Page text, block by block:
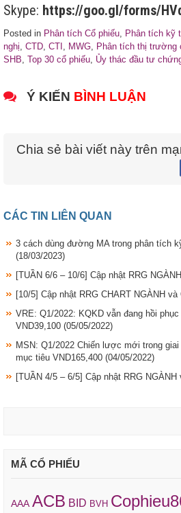
Skype: https://goo.gl/forms/
Posted in Phân tích Cổ phiếu Phân tích kỹ
nghị CTD CTI MWG Phân tích thị trường
SHB Top 30 cổ phiếu Ủy thác đầu tư
Ý KIẾN BÌNH LUẬN
Chia sẻ bài viết này trên
CÁC TIN LIÊN QUAN
3 cách dùng đường MA trong phân tích
(18/03/2023)
[TUẦN 6/6 – 10/6] Cập nhật RRG
[10/5] Cập nhật RRG CHART NGÀNH và
VRE: Q1/2022: KQKD vẫn đang hồi
VND39,100 (05/05/2022)
MSN: Q1/2022 Chiến lược mới trong
mục tiêu VND165,400 (04/05/2022)
[TUẦN 4/5 – 6/5] Cập nhật RRG NGÀNH
MÃ CỔ PHIẾU
AAA ACB BID BVH